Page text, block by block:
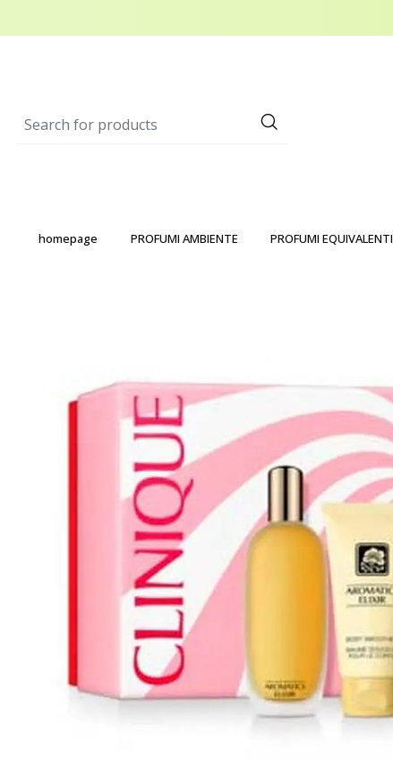
homepage PROFUMI AMBIENTE PROFUMI EQUIVALENTI